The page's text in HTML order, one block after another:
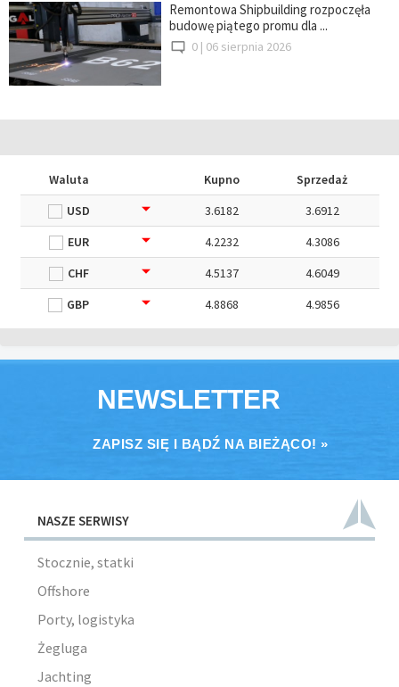
Remontowa Shipbuilding rozpoczęła
budowę piątego promu dla ...
0 | 06 sierpnia 2026
Waluta Kupno
Sprzedaż
USD
3.6182
3.6912
EUR
4.2232
4.3086
CHF
4.5137
4.6049
GBP
4.8868 4.9856
NEWSLETTER
ZAPISZ SIĘ I BĄDŹ NA BIEŻĄCO! »
NASZE SERWISY
Stocznie, statki
Offshore
Porty, logistyka
Żegluga
Jachting